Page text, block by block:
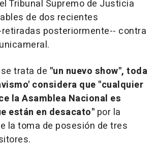
Tribunal Supremo de Justicia
de dos recientes
posteriormente-- contra
trata de "un nuevo show", toda
considera que "cualquier
la Asamblea Nacional es
están en desacato" por la
la toma de posesión de tres